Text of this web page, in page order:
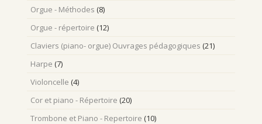
Orgue - Méthodes (8)
Orgue - répertoire (12)
Claviers (piano- orgue) Ouvrages pédagogiques (21)
Harpe (7)
Violoncelle (4)
Cor et piano - Répertoire (20)
Trombone et Piano - Repertoire (10)